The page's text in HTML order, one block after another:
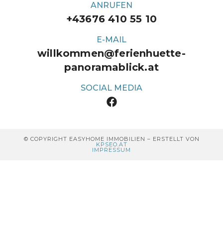
ANRUFEN
+43676 410 55 10
E-MAIL
willkommen@ferienhuette-
panoramablick.at
SOCIAL MEDIA
© COPYRIGHT EASYHOME IMMOBILIEN – ERSTELLT VON
KPSEO.AT
IMPRESSUM